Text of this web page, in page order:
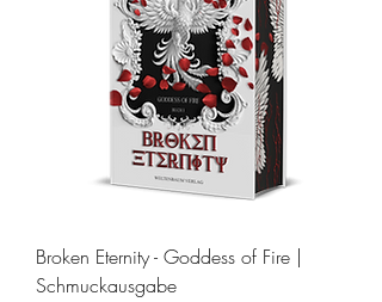
Broken Eternity - Goddess of Fire |
Schmuckausgabe